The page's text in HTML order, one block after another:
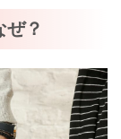
ぜ？